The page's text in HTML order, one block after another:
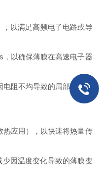
以满足高频电子电路或导
以确保薄膜在高速电子器
阻不均导致的局部过热或
应用），以快速将热量传
因温度变化导致的薄膜变